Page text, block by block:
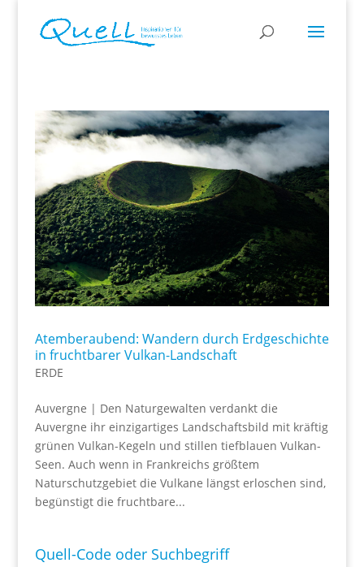
Atemberaubend: Wandern durch Erdgeschichte
in fruchtbarer Vulkan-Landschaft
ERDE
Auvergne | Den Naturgewalten verdankt die
Auvergne ihr einzigartiges Landschaftsbild mit kräftig
grünen Vulkan-Kegeln und stillen tiefblauen Vulkan-
Seen. Auch wenn in Frankreichs größtem
Naturschutzgebiet die Vulkane längst erloschen sind,
begünstigt die fruchtbare...
Quell-Code oder Suchbegriff